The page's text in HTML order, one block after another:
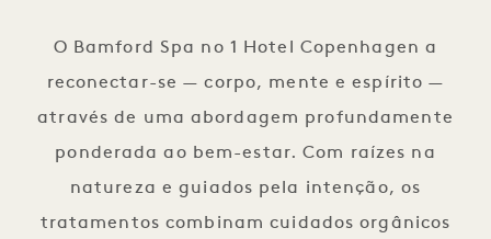
O Bamford Spa no 1 Hotel Copenhagen a
reconectar-se — corpo, mente e espírito —
através de uma abordagem profundamente
ponderada ao bem-estar. Com raízes na
natureza e guiados pela intenção, os
tratamentos combinam cuidados orgânicos